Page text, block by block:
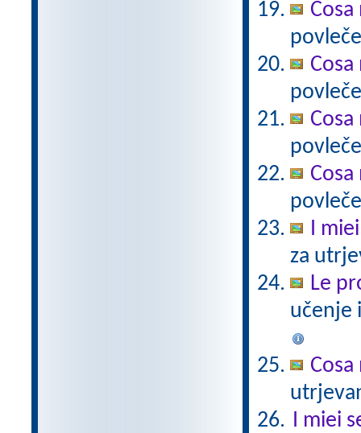
I
za
Le
učenje
I miei